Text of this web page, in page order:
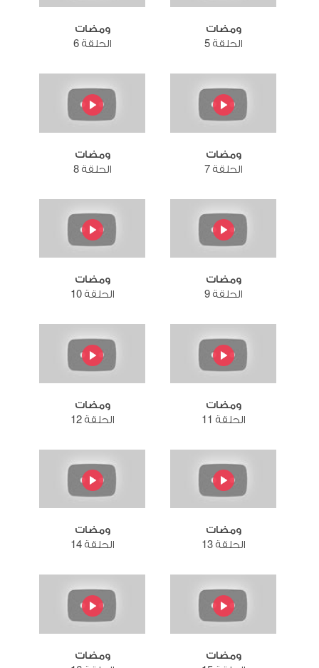
ومضات
الحلقة 5
ومضات
الحلقة 6
ومضات
الحلقة 7
ومضات
الحلقة 8
ومضات
الحلقة 9
ومضات
الحلقة 10
ومضات
الحلقة 11
ومضات
الحلقة 12
ومضات
الحلقة 13
ومضات
الحلقة 14
ومضات
ومضات